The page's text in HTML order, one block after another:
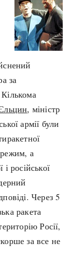
за
, міністр
армії були
а
російської
Через 5
ракета
Росії,
за все не